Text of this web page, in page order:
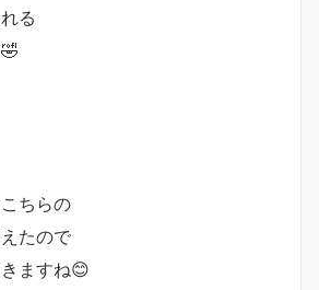
る
ちらの
たので
ますね😊